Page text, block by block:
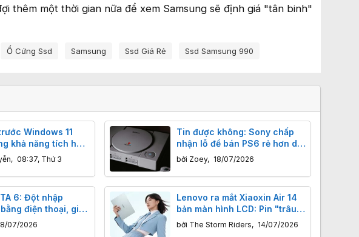
thêm một thời gian nữa để xem Samsung sẽ định giá "tân binh"
Ổ Cứng Ssd Samsung Ssd Giá Rẻ Ssd Samsung 990
Windows 11
khả năng tích hợp
cho phép người
thông báo điện
một bong bóng khi
, 08:37, Thứ 3
Tin được không: Sony chấp
nhận lỗ để bán PS6 rẻ hơn dự
kiến
bởi Zoey, 18/07/2026
6: Đột nhập
điện thoại, giờ
tù
07/2026
Lenovo ra mắt Xiaoxin Air 14
bản màn hình LCD: Pin "trâu"
gấp đôi bản OLED, mỏng nhẹ
đúng chất di động
bởi The Storm Riders, 14/07/2026